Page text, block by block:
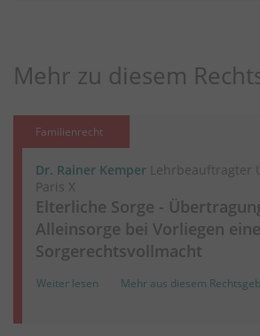
Mehr zu diesem
Familienrecht
Dr. Rainer Kemper Lehrbeauftragter
Paris X
Elterliche Sorge -
Alleinsorge bei Vorliegen
Sorgerechtsvollmacht
Weiter lesen Mehr aus diesem